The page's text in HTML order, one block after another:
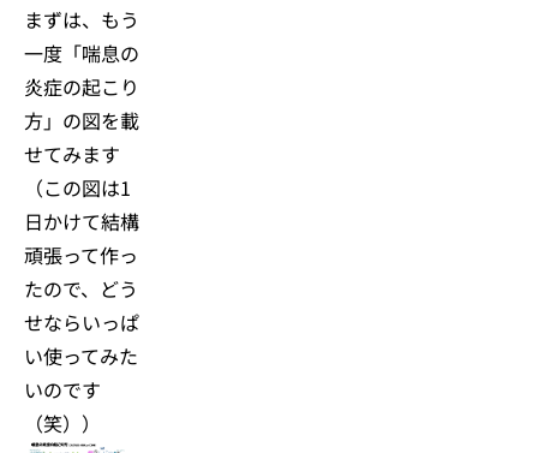
まずは、もう
一度「喘息の
炎症の起こり
方」の図を載
せてみます
（この図は1
日かけて結構
頑張って作っ
たので、どう
せならいっぱ
い使ってみた
いのです
（笑））